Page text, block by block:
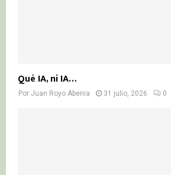
Qué IA, ni IA…
Por Juan Royo Abenia 31 julio, 2026 0